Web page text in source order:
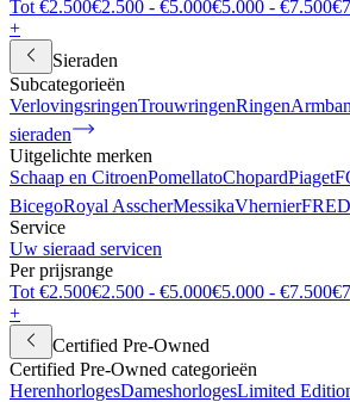
Tot €2.500€2.500 - €5.000€5.000 - €7.500
+
Sieraden
Subcategorieën
VerlovingsringenTrouwringenRingen
sieraden
Uitgelichte merken
Schaap en CitroenPomellatoChopardPiaget
BicegoRoyal AsscherMessikaVhernierFRED
Service
Uw sieraad servicen
Per prijsrange
Tot €2.500€2.500 - €5.000€5.000 - €7.500
+
Certified Pre-Owned
Certified Pre-Owned categorieën
HerenhorlogesDameshorlogesLimited